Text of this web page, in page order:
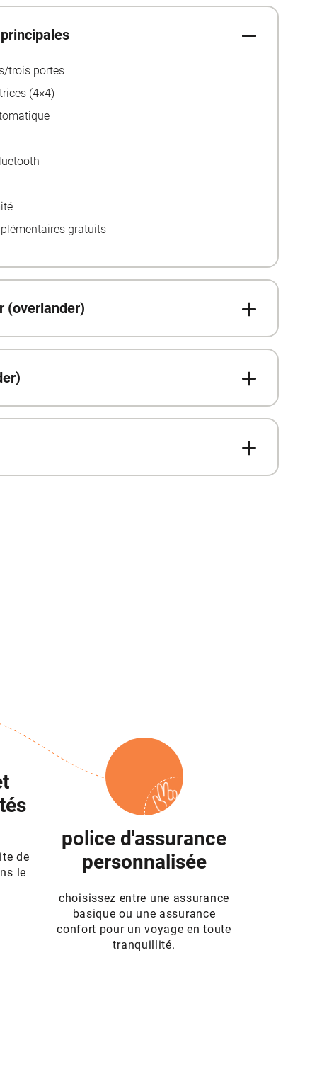
trois portes
(4×4)
gratuits
(overlander)
de
le
police d'assurance
personnalisée
choisissez entre une assurance
basique ou une assurance
confort pour un voyage en toute
tranquillité.